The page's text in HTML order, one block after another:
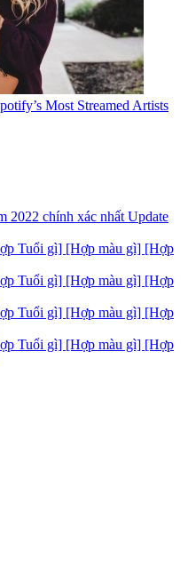
Most Streamed Artists
2022 chính xác nhất Update
Tuổi gì] [Hợp màu gì] [Hợp
Tuổi gì] [Hợp màu gì] [Hợp
Tuổi gì] [Hợp màu gì] [Hợp
Tuổi gì] [Hợp màu gì] [Hợp